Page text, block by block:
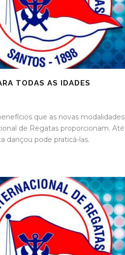
TODAS AS IDADES
que as novas modalidades
de Regatas proporcionam. Até
dançou pode praticá-las.